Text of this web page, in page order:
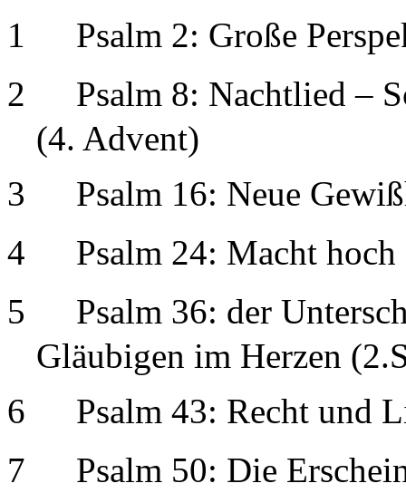
1
Psalm 2: Große
2
Psalm 8: Nachtlied –
(4. Advent)
3
Psalm 16: Neue
4
Psalm 24: Macht
5
Psalm 36: der
Gläubigen im Herzen
6
Psalm 43: Recht und
7
Psalm 50: Die